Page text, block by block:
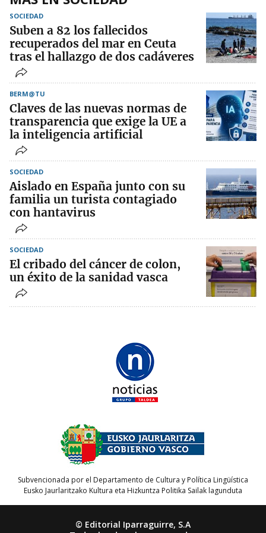
SOCIEDAD
Suben a 82 los fallecidos
recuperados del mar en Ceuta
tras el hallazgo de dos cadáveres
BERM@TU
Claves de las nuevas normas de
transparencia que exige la UE a
la inteligencia artificial
SOCIEDAD
Aislado en España junto con su
familia un turista contagiado
con hantavirus
SOCIEDAD
El cribado del cáncer de colon,
un éxito de la sanidad vasca
Subvencionada por el Departamento de Cultura y Política Lingüística
Eusko Jaurlaritzako Kultura eta Hizkuntza Politika Sailak lagunduta
© Editorial Iparraguirre, S.A